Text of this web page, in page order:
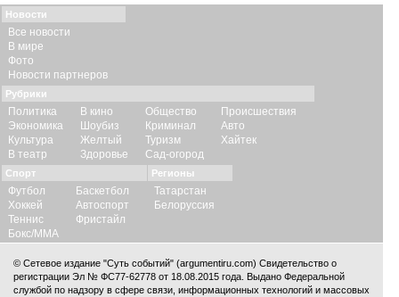
Новости
Все новости
В мире
Фото
Новости партнеров
Рубрики
Политика
Экономика
Культура
В театр
В кино
Шоубиз
Желтый
Здоровье
Общество
Криминал
Туризм
Сад-огород
Происшествия
Авто
Хайтек
Спорт
Футбол
Хоккей
Теннис
Бокс/ММА
Баскетбол
Автоспорт
Фристайл
Регионы
Татарстан
Белоруссия
© Сетевое издание "Суть событий" (argumentiru.com) Свидетельство о
регистрации Эл № ФС77-62778 от 18.08.2015 года. Выдано Федеральной
службой по надзору в сфере связи, информационных технологий и массовых